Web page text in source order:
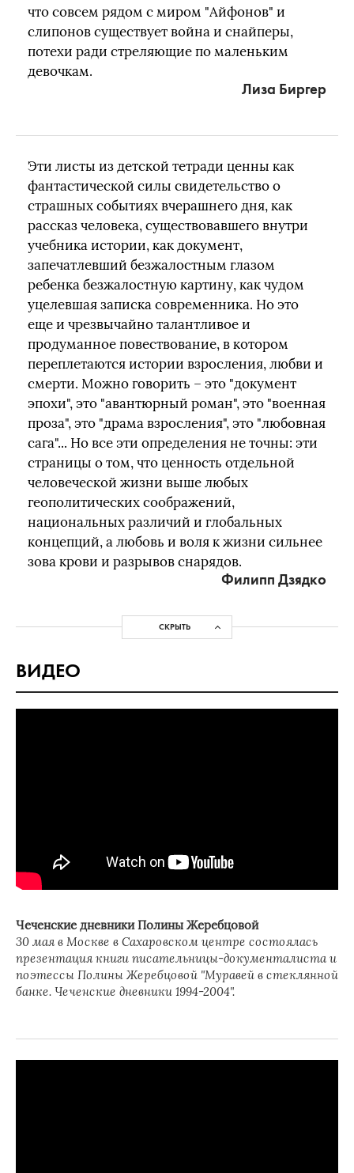
что совсем рядом с миром "Айфонов" и
слипонов существует война и снайперы,
потехи ради стреляющие по маленьким
девочкам.
Лиза Биргер
Эти листы из детской тетради ценны как
фантастической силы свидетельство о
страшных событиях вчерашнего дня, как
рассказ человека, существовавшего внутри
учебника истории, как документ,
запечатлевший безжалостным глазом
ребенка безжалостную картину, как чудом
уцелевшая записка современника. Но это
еще и чрезвычайно талантливое и
продуманное повествование, в котором
переплетаются истории взросления, любви и
смерти. Можно говорить – это "документ
эпохи", это "авантюрный роман", это "военная
проза", это "драма взросления", это "любовная
сага"... Но все эти определения не точны: эти
страницы о том, что ценность отдельной
человеческой жизни выше любых
геополитических соображений,
национальных различий и глобальных
концепций, а любовь и воля к жизни сильнее
зова крови и разрывов снарядов.
Филипп Дзядко
СКРЫТЬ
ВИДЕО
Чеченские дневники Полины Жеребцовой
30 мая в Москве в Сахаровском центре состоялась
презентация книги писательницы-документалиста и
поэтессы Полины Жеребцовой "Муравей в стеклянной
банке. Чеченские дневники 1994-2004".